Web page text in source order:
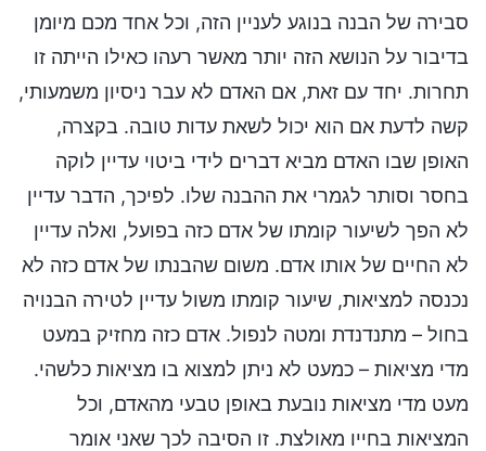
סבירה של הבנה בנוגע לעניין הזה, וכל אחד מכם מיומן
בדיבור על הנושא הזה יותר מאשר רעהו כאילו הייתה זו
תחרות. יחד עם זאת, אם האדם לא עבר ניסיון משמעותי,
קשה לדעת אם הוא יכול לשאת עדות טובה. בקצרה,
האופן שבו האדם מביא דברים לידי ביטוי עדיין לוקה
בחסר וסותר לגמרי את ההבנה שלו. לפיכך, הדבר עדיין
לא הפך לשיעור קומתו של אדם כזה בפועל, ואלה עדיין
לא החיים של אותו אדם. משום שהבנתו של אדם כזה לא
נכנסה למציאות, שיעור קומתו משול עדיין לטירה הבנויה
בחול – מתנדנדת ומטה לנפול. אדם כזה מחזיק במעט
מדי מציאות – כמעט לא ניתן למצוא בו מציאות כלשהי.
מעט מדי מציאות נובעת באופן טבעי מהאדם, וכל
המציאות בחייו מאולצת. זו הסיבה לכך שאני אומר